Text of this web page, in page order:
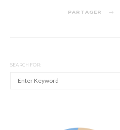
PARTAGER
SEARCH FOR: